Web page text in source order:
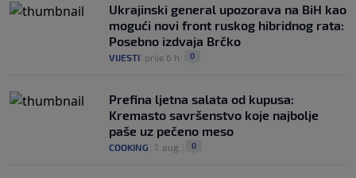
Ukrajinski general upozorava na BiH kao
mogući novi front ruskog hibridnog rata:
Posebno izdvaja Brčko
VIJESTI prije 6 h 0
Prefina ljetna salata od kupusa:
Kremasto savršenstvo koje najbolje
paše uz pečeno meso
COOKING 7. aug. 0